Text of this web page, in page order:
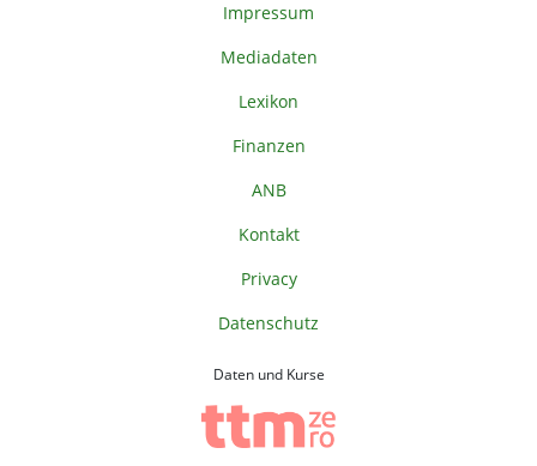
Impressum
Mediadaten
Lexikon
Finanzen
ANB
Kontakt
Privacy
Datenschutz
Daten und Kurse